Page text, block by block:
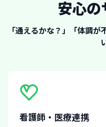
安心の
「通えるかな？」「体調
看護師・医療連携